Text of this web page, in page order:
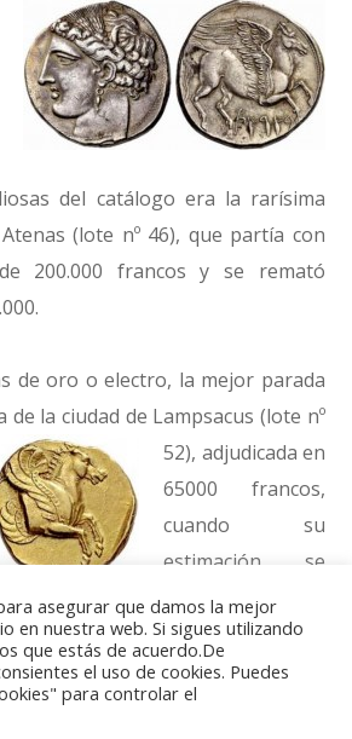
del catálogo era la rarísima
(lote nº 46), que partía con
200.000 francos y se remató
de oro o electro, la mejor parada
la ciudad de Lampsacus (lote nº
52), adjudicada en
65000 francos,
cuando su
estimación se
había calculado
de monedas ptolemaicas
asegurar que damos la mejor
en nuestra web. Si sigues utilizando
que estás de acuerdo.De
el uso de cookies. Puedes
para controlar el